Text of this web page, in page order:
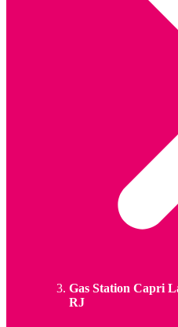
Gas Station Capri
RJ